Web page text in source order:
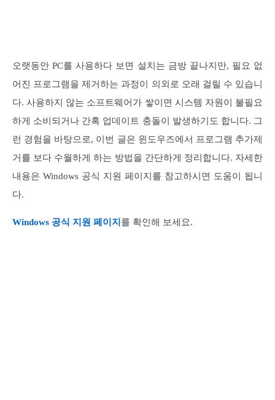
오랫동안 PC를 사용하다 보면 설치는 금방 끝나지만, 필요 없
어진 프로그램을 제거하는 과정이 의외로 오래 걸릴 수 있습니
다. 사용하지 않는 소프트웨어가 쌓이면 시스템 자원이 불필요
하게 소비되거나 간혹 업데이트 충돌이 발생하기도 합니다. 그
런 경험을 바탕으로, 이번 글은 윈도우즈에서 프로그램 추가제
거를 보다 수월하게 하는 방법을 간단하게 정리합니다. 자세한
내용은 Windows 공식 지원 페이지를 참고하시면 도움이 됩니
다.
Windows 공식 지원 페이지 를 확인해 보세요.